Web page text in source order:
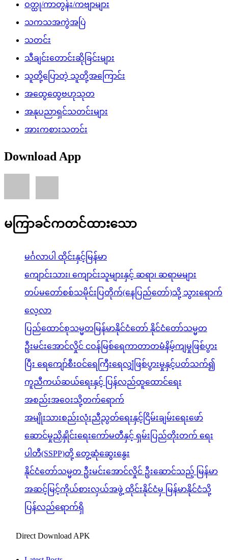
ဝတ္ထု/ကာတွန်း/ကဗျာများ
သကသအကွဲအပြဲ
သတင်း
သီချင်းတောင်းဆိုခြင်းများ
သူတို့ပြောတဲ့ သူတို့အကြောင်း
အထွေထွေဗဟုသုတ
အနုပညာရှင်သတင်းများ
အားကစားသတင်း
Download App
မကြာခင်ကတင်ထားသော
မင်္ဂလာပါ ထိုင်းနှင့်မြန်မာ
ကျောင်းသား၊ ကျောင်းသူများနှင့် ဆရာ၊ ဆရာမများ
တပ်မတော်စစ်သမိုင်းပြတိုက်(နေပြည်တော်)သို့ သွားရောက်
လေ့လာ
ပြည်ထောင်စုသမ္မတမြန်မာနိုင်ငံတော် နိုင်ငံတော်သမ္မတ
ဦးမင်းအောင်လှိုင် ငဝန်မြစ်ရေကာတာတမံနိမ့်ကျမှုဖြစ်ပွား
ပြီး ရေကျော်စီးဝင်ရေကြီးရေလျှံဖြစ်ပွားမှုနှင့်ပတ်သက်၍
ကူညီကယ်ဆယ်ရေးနှင့် ပြန်လည်ထူထောင်ရေး
အစည်းအဝေးသို့တက်ရောက်
အမျိုးသားစည်းလုံးညီညွတ်ရေးနှင့်ငြိမ်းချမ်းရေးဖော်
ဆောင်မှုညှိနှိုင်းရေးကော်မတီနှင့် ရှမ်းပြည်တိုးတက် ရေး
ပါတီ(SSPP)တို့ တွေ့ဆုံဆွေးနွေး
နိုင်ငံတော်သမ္မတ ဦးမင်းအောင်လှိုင် ဦးဆောင်သည့် မြန်မာ
အဆင့်မြင့်ကိုယ်စားလှယ်အဖွဲ့ ထိုင်းနိုင်ငံမှ မြန်မာနိုင်ငံသို့
ပြန်လည်ရောက်ရှိ
Direct Download APK